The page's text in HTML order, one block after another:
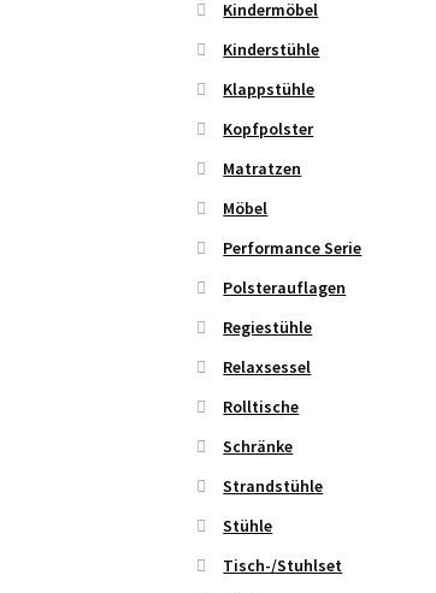
Kindermöbel
Kinderstühle
Klappstühle
Kopfpolster
Matratzen
Möbel
Performance Serie
Polsterauflagen
Regiestühle
Relaxsessel
Rolltische
Schränke
Strandstühle
Stühle
Tisch-/Stuhlset